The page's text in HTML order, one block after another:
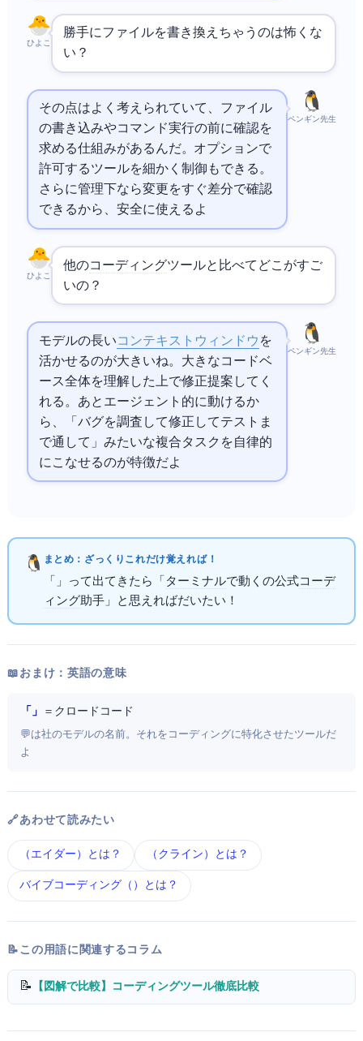
ひよこ
勝手にファイルを書き換えちゃうのは怖くな
い？
ペンギン先生
その点はよく考えられていて、ファイル
の書き込みやコマンド実行の前に確認を
求める仕組みがあるんだ。`--allowedTools` オプションで
許可するツールを細かく制御もできる。
さらに管理下なら変更をすぐ差分で確認
できるから、安全に使えるよ
ひよこ
他のAIコーディングツールと比べてどこがすご
いの？
ペンギン先生
モデルの長いコンテキストウィンドウ を
活かせるのが大きいね。大きなコードベ
ース全体を理解した上で修正提案してく
れる。あとエージェント的に動けるか
ら、「バグを調査して修正してテストま
で通して」みたいな複合タスクを自律的
にこなせるのが特徴だよ
まとめ：ざっくりこれだけ覚えればOK！
「 Code」って出てきたら「 ターミナルで動くAnthropicの公式AIコーデ
ィング助手」と思えればだいたいOK！
📖 おまけ：英語の意味
「Claude Code」 ＝ クロードコード
💬 ClaudeはAnthropic社のAIモデルの名前。それをコーディングに特化させたCLIツールだ
よ
🔗 あわせて読みたい
Aider（エイダー） とは？ Cline（クライン） とは？
バイブコーディング（Vibe Coding） とは？
📝 この用語に関連するコラム
📝 【図解で比較】Cursor vs GitHub Copilot vs Claude Code — AIコーディングツール徹底比較